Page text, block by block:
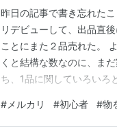
昨日の記事で書き忘れた
リデビューして、出品直
ことにまた２品売れた。
くと結構な数なのに、ま
ち、1品に関していろいろ
てケアを提供し、 それに
で…
# メルカリ #初心者 #物